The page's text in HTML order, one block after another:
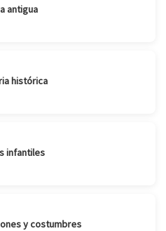
antigua
histórica
infantiles
y costumbres